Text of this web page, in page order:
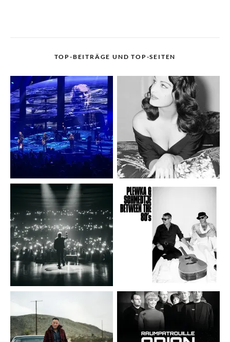
TOP-BEITRÄGE UND TOP-SEITEN